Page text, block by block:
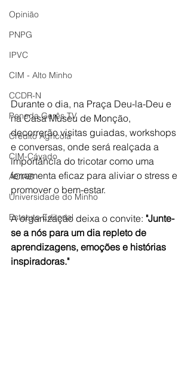
Opinião
PNPG
IPVC
CIM - Alto Minho
CCDR-N
Peneda Gerês TV
Crédito Agrícola
CIM-Cávado
ACIAB
Universidade do Minho
Estatuto Editorial
Durante o dia, na Praça Deu-la-Deu e
na Casa Museu de Monção,
decorrerão visitas guiadas, workshops
e conversas, onde será realçada a
importância do tricotar como uma
ferramenta eficaz para aliviar o stress e
promover o bem-estar.
A organização deixa o convite: "Junte-
se a nós para um dia repleto de
aprendizagens, emoções e histórias
inspiradoras."